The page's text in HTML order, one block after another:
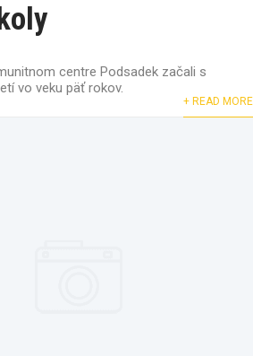
centre Podsadek začali s
vo veku päť rokov.
+ READ MORE